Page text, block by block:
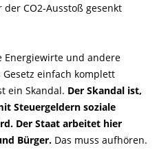
CO2-Ausstoß gesenkt
und andere
einfach komplett
ein Skandal. Der Skandal ist,
Steuergeldern soziale
Der Staat arbeitet hier
Bürger. Das muss aufhören.